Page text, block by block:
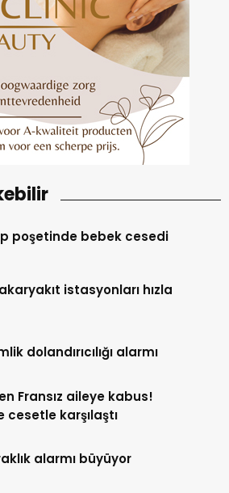
poşetinde bebek cesedi
istasyonları hızla
dolandırıcılığı alarmı
Fransız aileye kabus!
karşılaştı
alarmı büyüyor